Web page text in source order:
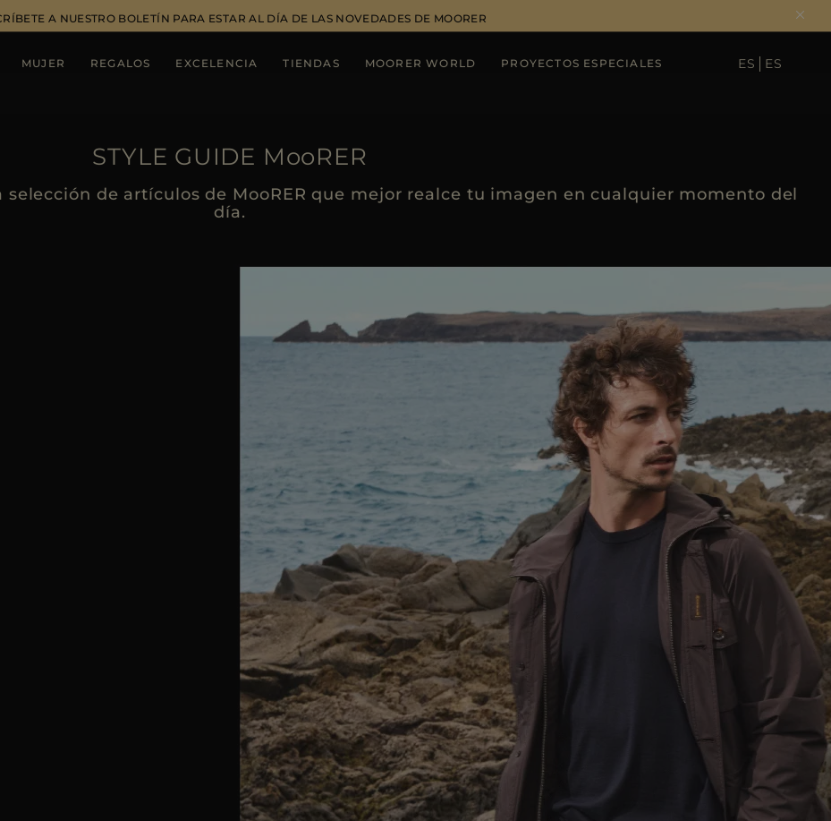
A NUESTRO BOLETÍN PARA ESTAR AL DÍA DE LAS NOVEDADES DE MOORER
SEE RESULTS
MUJER REGALOS EXCELENCIA TIENDAS MOORER WORLD PROYECTOS ESPECIALES ES ES
STYLE GUIDE MooRER
selección de artículos de MooRER que mejor realce tu imagen en cualquier momento del
día.